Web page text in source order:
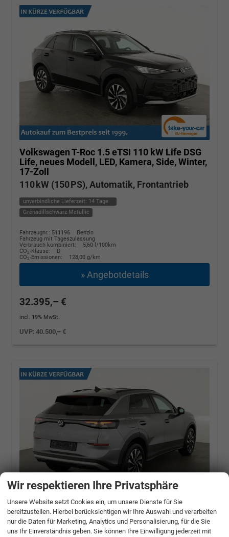
Volkswagen T-Roc 1.5 eTSI 110 kW Life DSG
Life, neues Modell, LED, Kamera, Side, Winter,
17-Zoll
110 kW (150 PS), Automatik, Frontantrieb
unverbindliche Lieferzeit: 14 Tage
Grenadillschwarz Metallic
Fahrzeugnr.: 511196
Benzin
Fahrzeug mit Tageszulassung
Verbrauch kombiniert:
5,60 l/100km
CO2-Klasse:
D
CO2-Emissionen: 128,00 g/km
» Angebotdetails
32.395,– €
incl. 19% MwSt.
UVP:40.500,– €
Volkswagen T-Roc1.5 eTSI 110 kW Life DSG
Life, neues Modell, LED, Kamera, Side, Winter,
17-Zoll
Wir respektieren Ihre Privatsphäre
Unsere Website setzt Cookies ein, um unsere Dienste für Sie
bereitzustellen. Hierbei berücksichtigen wir Ihre Auswahl und verarbeiten
nur die Daten für Marketing, Analytics und Personalisierung, für die Sie
uns Ihr Einverständnis geben. Sie können Ihre Einwilligung jederzeit mit